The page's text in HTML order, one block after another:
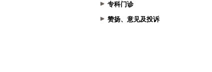
专科门诊
赞扬、意见及投诉